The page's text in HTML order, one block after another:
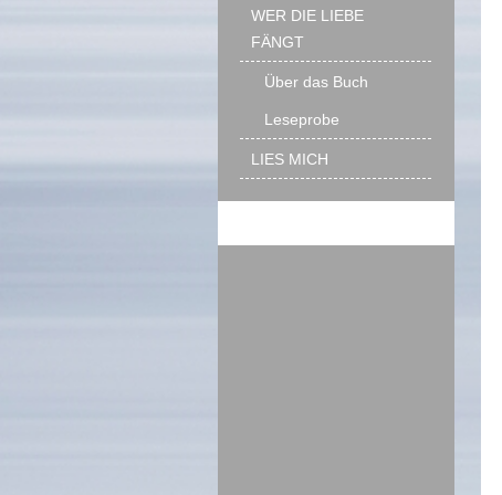
WER DIE LIEBE
FÄNGT
Über das Buch
Leseprobe
LIES MICH